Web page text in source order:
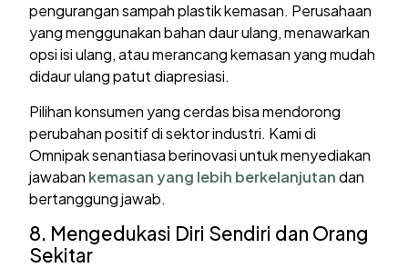
pengurangan sampah plastik kemasan. Perusahaan
yang menggunakan bahan daur ulang, menawarkan
opsi isi ulang, atau merancang kemasan yang mudah
didaur ulang patut diapresiasi.
Pilihan konsumen yang cerdas bisa mendorong
perubahan positif di sektor industri. Kami di
Omnipak senantiasa berinovasi untuk menyediakan
jawaban kemasan yang lebih berkelanjutandan
bertanggung jawab.
8. Mengedukasi Diri Sendiri dan Orang
Sekitar